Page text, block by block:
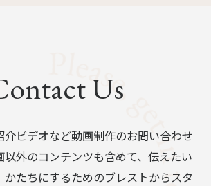
Us
ビデオなど動画制作のお問い合わせ
以外のコンテンツも含めて、伝えたい
かたちにするためのブレストからスタ